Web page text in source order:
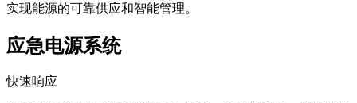
实现能源的可靠供应和智能管理。
应急电源系统
快速响应